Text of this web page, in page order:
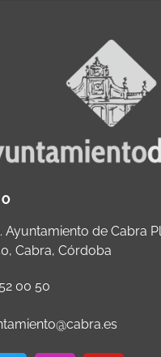
Ayuntamiento de Cabra
Cabra, Córdoba
00 50